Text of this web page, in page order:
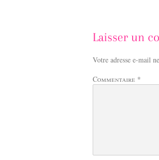
Laisser un
Votre adresse e-mail
Commentaire *